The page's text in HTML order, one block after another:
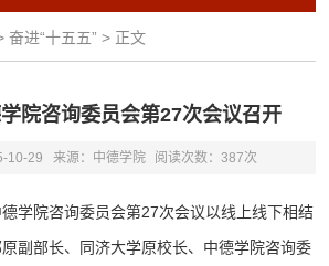
奋进“十五五” > 正文
院咨询委员会第27次会议召开
10-29 来源：中德学院 阅读次数：387次
学院咨询委员会第27次会议以线上线下相结
副部长、同济大学原校长、中德学院咨询委